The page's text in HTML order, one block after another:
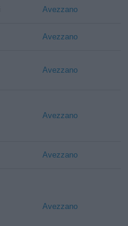
Avezzano
Avezzano
Avezzano
Avezzano
Avezzano
Avezzano